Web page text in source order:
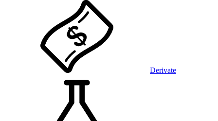
Derivate